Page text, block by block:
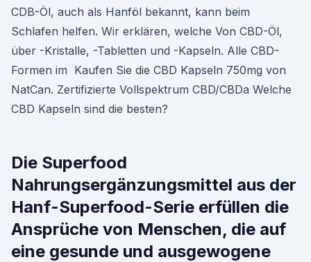
CDB-Öl, auch als Hanföl bekannt, kann beim
Schlafen helfen. Wir erklären, welche Von CBD-Öl,
über -Kristalle, -Tabletten und -Kapseln. Alle CBD-
Formen im Kaufen Sie die CBD Kapseln 750mg von
NatCan. Zertifizierte Vollspektrum CBD/CBDa Welche
CBD Kapseln sind die besten?
Die Superfood
Nahrungsergänzungsmittel aus der
Hanf-Superfood-Serie erfüllen die
Ansprüche von Menschen, die auf
eine gesunde und ausgewogene